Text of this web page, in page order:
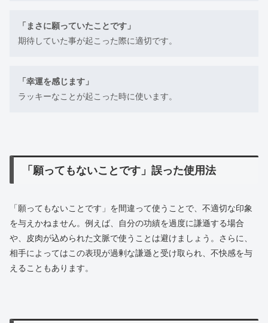
「まさに願っていたことです」
期待していた事が起こった際に適切です。
「幸運を感じます」
ラッキーなことが起こった時に使います。
「願ってもないことです」誤った使用法
「願ってもないことです」を間違って使うことで、不適切な印象
を与えかねません。例えば、自分の功績を過度に謙遜する場合
や、皮肉が込められた文脈で使うことは避けましょう。さらに、
相手によってはこの表現が過剰な謙遜と受け取られ、不快感を与
えることもあります。